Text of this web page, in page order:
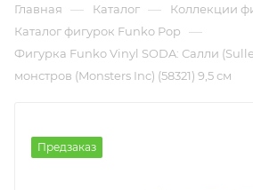
Главная — Каталог — Коллекции
Каталог фигурок Funko Pop —
Фигурка Funko Vinyl SODA: Салли
монстров (Monsters Inc) (58321) 9,5 см
Предзаказ